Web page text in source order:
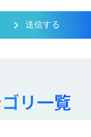
リ一覧